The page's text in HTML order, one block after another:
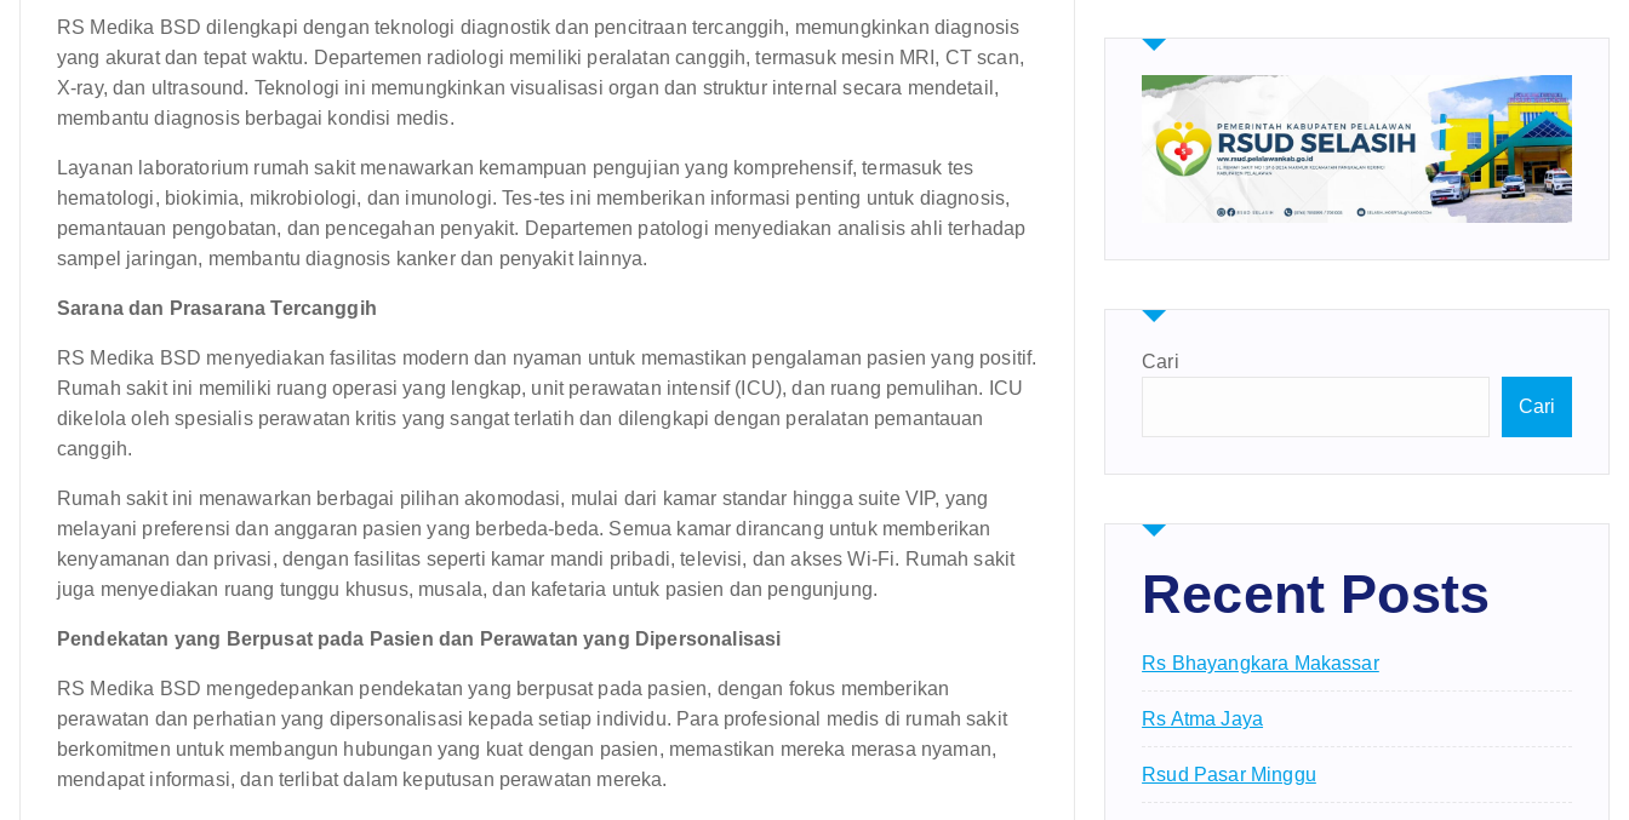
RS Medika BSD dilengkapi dengan teknologi diagnostik dan pencitraan tercanggih, memungkinkan diagnosis
yang akurat dan tepat waktu. Departemen radiologi memiliki peralatan canggih, termasuk mesin MRI, CT scan,
X-ray, dan ultrasound. Teknologi ini memungkinkan visualisasi organ dan struktur internal secara mendetail,
membantu diagnosis berbagai kondisi medis.
Layanan laboratorium rumah sakit menawarkan kemampuan pengujian yang komprehensif, termasuk tes
hematologi, biokimia, mikrobiologi, dan imunologi. Tes-tes ini memberikan informasi penting untuk diagnosis,
pemantauan pengobatan, dan pencegahan penyakit. Departemen patologi menyediakan analisis ahli terhadap
sampel jaringan, membantu diagnosis kanker dan penyakit lainnya.
Sarana dan Prasarana Tercanggih
RS Medika BSD menyediakan fasilitas modern dan nyaman untuk memastikan pengalaman pasien yang positif.
Rumah sakit ini memiliki ruang operasi yang lengkap, unit perawatan intensif (ICU), dan ruang pemulihan. ICU
dikelola oleh spesialis perawatan kritis yang sangat terlatih dan dilengkapi dengan peralatan pemantauan
canggih.
Rumah sakit ini menawarkan berbagai pilihan akomodasi, mulai dari kamar standar hingga suite VIP, yang
melayani preferensi dan anggaran pasien yang berbeda-beda. Semua kamar dirancang untuk memberikan
kenyamanan dan privasi, dengan fasilitas seperti kamar mandi pribadi, televisi, dan akses Wi-Fi. Rumah sakit
juga menyediakan ruang tunggu khusus, musala, dan kafetaria untuk pasien dan pengunjung.
Pendekatan yang Berpusat pada Pasien dan Perawatan yang Dipersonalisasi
RS Medika BSD mengedepankan pendekatan yang berpusat pada pasien, dengan fokus memberikan
perawatan dan perhatian yang dipersonalisasi kepada setiap individu. Para profesional medis di rumah sakit
berkomitmen untuk membangun hubungan yang kuat dengan pasien, memastikan mereka merasa nyaman,
mendapat informasi, dan terlibat dalam keputusan perawatan mereka.
Cari
Cari
Recent Posts
Rs Bhayangkara Makassar
Rs Atma Jaya
Rsud Pasar Minggu